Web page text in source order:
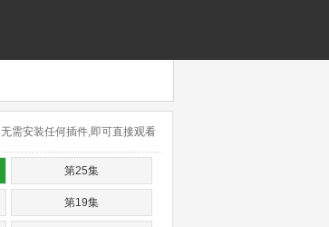
无需安装任何插件,即可直接观看
第25集
第19集